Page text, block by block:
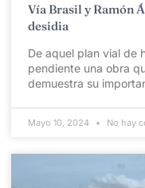
Vía Brasil y Ramón
desidia
De aquel plan vial de
pendiente una obra
demuestra su
Mayo 10, 2024 No hay